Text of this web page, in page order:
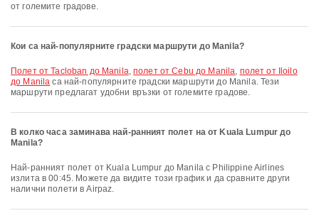
от големите градове.
Кои са най-популярните градски маршрути до Manila?
полет от Tacloban до Manila,полет от Cebu до Manila, полет от Iloilo
до Manila са най-популярните градски маршрути до Manila. Тези
маршрути предлагат удобни връзки от големите градове.
В колко часа заминава най-ранният полет на от Kuala Lumpur до
Manila?
Най-ранният полет от Kuala Lumpur до Manila с Philippine Airlines
излита в 00:45. Можете да видите този график и да сравните други
налични полети в Airpaz.